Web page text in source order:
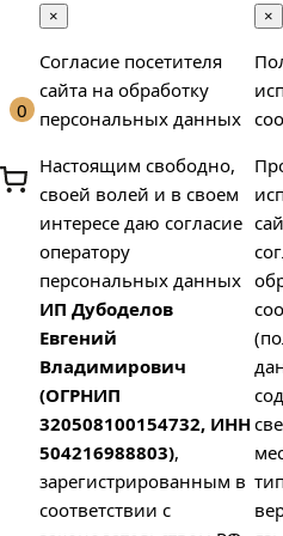
0
×
Согласие посетителя
сайта на обработку
персональных данных
Настоящим свободно,
своей волей и в своем
интересе даю согласие
оператору
персональных данных
ИП Дубоделов
Евгений
Владимирович
(ОГРНИП
320508100154732, ИНН
504216988803),
зарегистрированным в
соответствии с
×